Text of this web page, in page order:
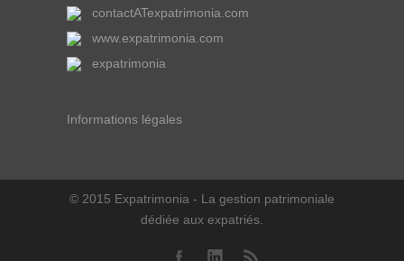
contactATexpatrimonia.com
www.expatrimonia.com
expatrimonia
Informations légales
© 2015 Expatrimonia - La gestion patrimoniale
dédiée aux expatriés.